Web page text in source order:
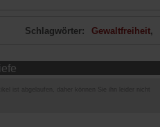
Schlagwörter: Gewaltfreiheit